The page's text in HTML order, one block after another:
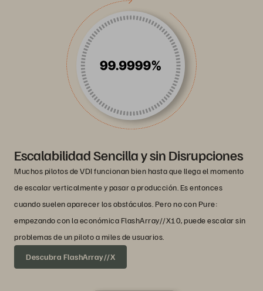
Escalabilidad Sencilla y sin Disrupciones
Muchos pilotos de VDI funcionan bien hasta que llega el momento
de escalar verticalmente y pasar a producción. Es entonces
cuando suelen aparecer los obstáculos. Pero no con Pure:
empezando con la económica FlashArray//X10, puede escalar sin
problemas de un piloto a miles de usuarios.
Descubra FlashArray//X